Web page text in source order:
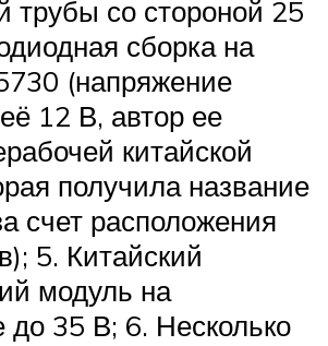
трубы со стороной 25
сборка на
(напряжение
12 В, автор ее
китайской
получила название
счет расположения
5. Китайский
модуль на
до 35 В; 6. Несколько